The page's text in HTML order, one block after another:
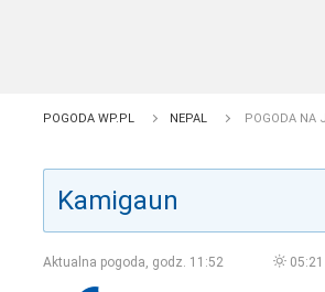
POGODA WP.PL NEPAL POGODA NA
Aktualna pogoda, godz. 11:52 05:21